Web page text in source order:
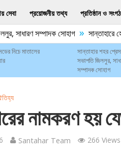
সেবা প্রয়োজনীয় তথ্য প্রতিষ্ঠান ও
সাধারণ সম্পাদক সোহাগ » সান্তাহারে
নিচে মাতালের
সান্তাহার শহর
সভাপতি জিললুর,
সম্পাদক সোহাগ
নামকরণ হয়
Santahar Team 266 Views